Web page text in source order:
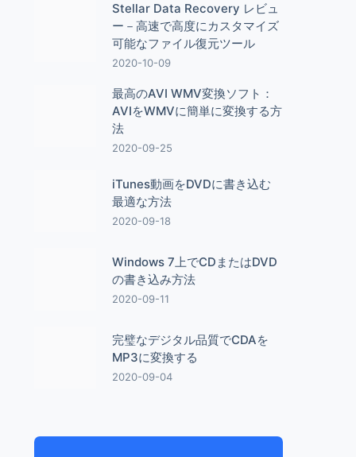
Stellar Data Recovery レビュ
ー－高速で高度にカスタマイズ
可能なファイル復元ツール
2020-10-09
最高のAVI WMV変換ソフト：
AVIをWMVに簡単に変換する方
法
2020-09-25
iTunes動画をDVDに書き込む
最適な方法
2020-09-18
Windows 7上でCDまたはDVD
の書き込み方法
2020-09-11
完璧なデジタル品質でCDAを
MP3に変換する
2020-09-04